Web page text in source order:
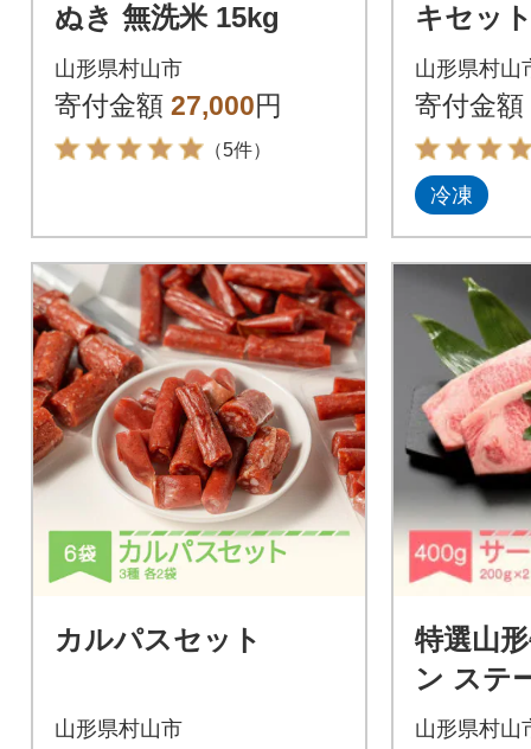
ぬき 無洗米 15kg
山形県村山市
寄付金額 27,000円
（5件）
キセッ
イン
00g×2)
山形県村山
寄付金額
冷凍
カルパスセット
山形県村山市
特選山
ン ステーキ 約
黒毛和牛
山形県村山